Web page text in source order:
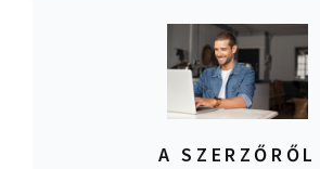
A SZERZŐRŐL